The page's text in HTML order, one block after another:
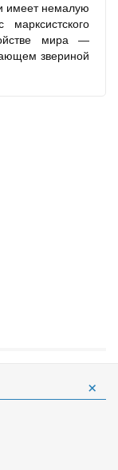
имеет немалую
мира —
звериной